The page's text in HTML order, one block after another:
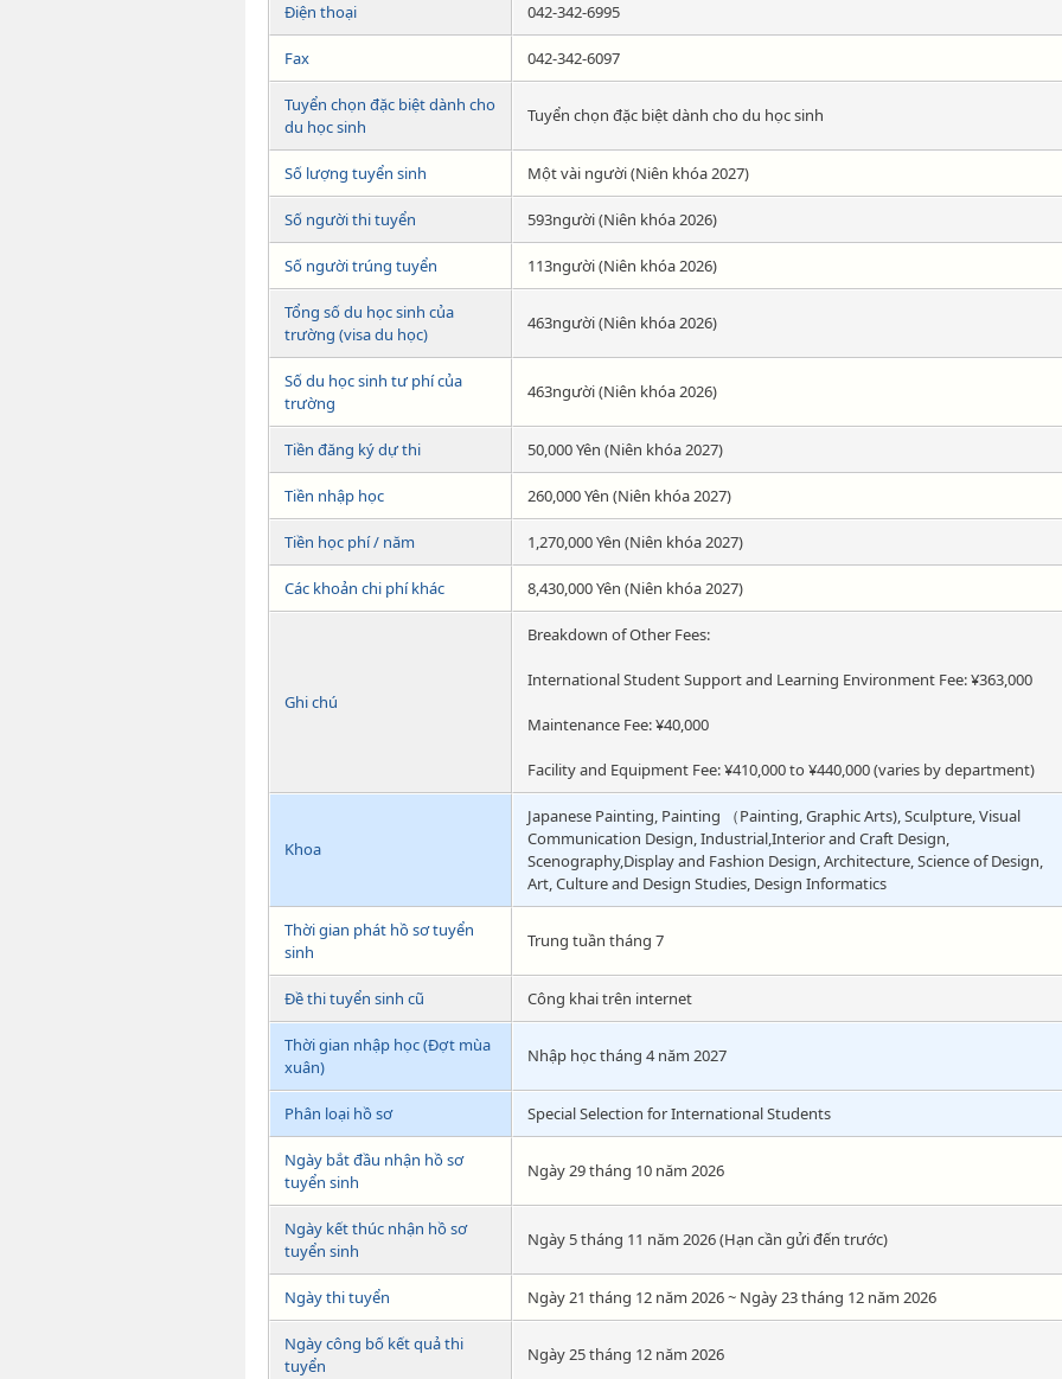
Điện thoại 042-342-6995
Fax 042-342-6097
Tuyển chọn đặc biệt dành cho
du học sinh
Tuyển chọn đặc biệt dành cho du học sinh
Số lượng tuyển sinh Một vài người (Niên khóa 2027)
Số người thi tuyển 593người (Niên khóa 2026)
Số người trúng tuyển 113người (Niên khóa 2026)
Tổng số du học sinh của
trường (visa du học)
463người (Niên khóa 2026)
Số du học sinh tư phí của
trường
463người (Niên khóa 2026)
Tiền đăng ký dự thi 50,000 Yên (Niên khóa 2027)
Tiền nhập học 260,000 Yên (Niên khóa 2027)
Tiền học phí / năm 1,270,000 Yên (Niên khóa 2027)
Các khoản chi phí khác 8,430,000 Yên (Niên khóa 2027)
Ghi chú
Breakdown of Other Fees:
International Student Support and Learning Environment Fee: ¥363,000
Maintenance Fee: ¥40,000
Facility and Equipment Fee: ¥410,000 to ¥440,000 (varies by department)
Khoa
Japanese Painting, Painting （Painting, Graphic Arts), Sculpture, Visual
Communication Design, Industrial,Interior and Craft Design,
Scenography,Display and Fashion Design, Architecture, Science of Design,
Art, Culture and Design Studies, Design Informatics
Thời gian phát hồ sơ tuyển
sinh
Trung tuần tháng 7
Đề thi tuyển sinh cũ Công khai trên internet
Thời gian nhập học (Đợt mùa
xuân)
Nhập học tháng 4 năm 2027
Phân loại hồ sơ Special Selection for International Students
Ngày bắt đầu nhận hồ sơ
tuyển sinh
Ngày 29 tháng 10 năm 2026
Ngày kết thúc nhận hồ sơ
tuyển sinh
Ngày 5 tháng 11 năm 2026 (Hạn cần gửi đến trước)
Ngày thi tuyển Ngày 21 tháng 12 năm 2026 ~ Ngày 23 tháng 12 năm 2026
Ngày công bố kết quả thi
tuyển
Ngày 25 tháng 12 năm 2026